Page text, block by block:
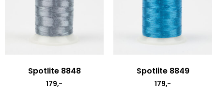
Spotlite 8848
179,-
Spotlite 8849
179,-